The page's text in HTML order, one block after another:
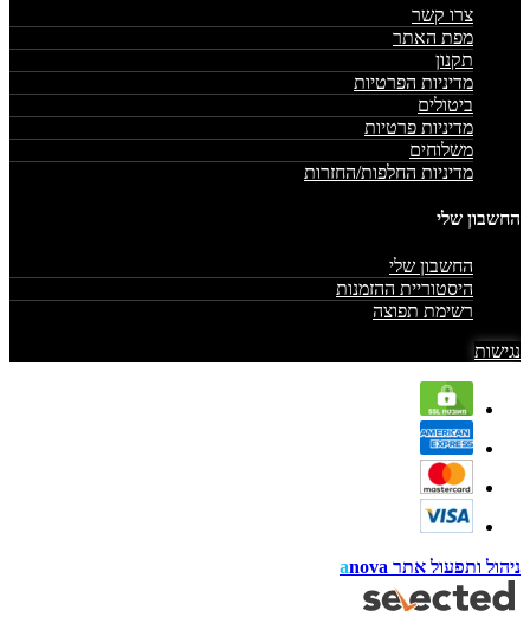
צרו קשר
מפת האתר
תקנון
מדיניות הפרטיות
ביטולים
מדיניות פרטיות
משלוחים
מדיניות החלפות/החזרות
החשבון שלי
החשבון שלי
היסטוריית ההזמנות
רשימת תפוצה
נגישות
ניהול ותפעול אתר anova